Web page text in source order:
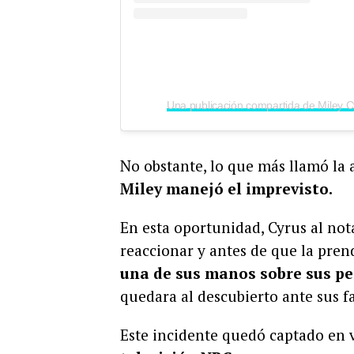
No obstante, lo que más llamó
Miley manejó el imprevisto.
En esta oportunidad, Cyrus al
reaccionar y antes de que la
una de sus manos sobre sus
quedara al descubierto ante sus
Este incidente quedó captado en